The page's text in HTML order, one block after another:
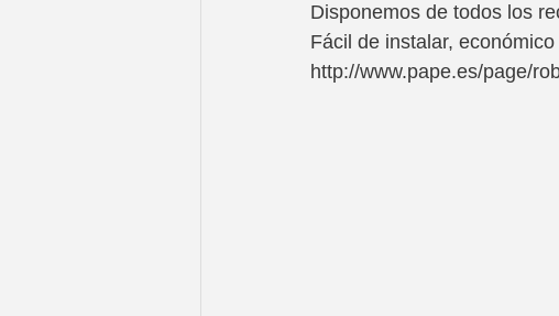
Disponemos de todos los
Fácil de instalar,
http://www.pape.es/page/